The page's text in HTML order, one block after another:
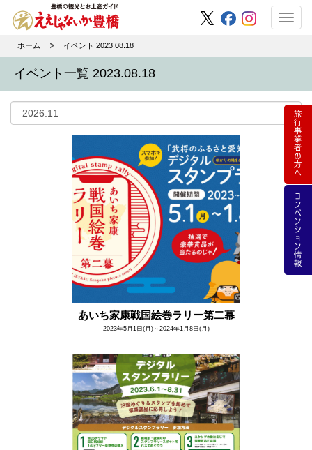
ホーム イベント 2023.08.18
イベント一覧 2023.08.18
あいち家康戦国絵巻ラリー第二幕
2023年5月1日(月)～2024年1月8日(月)